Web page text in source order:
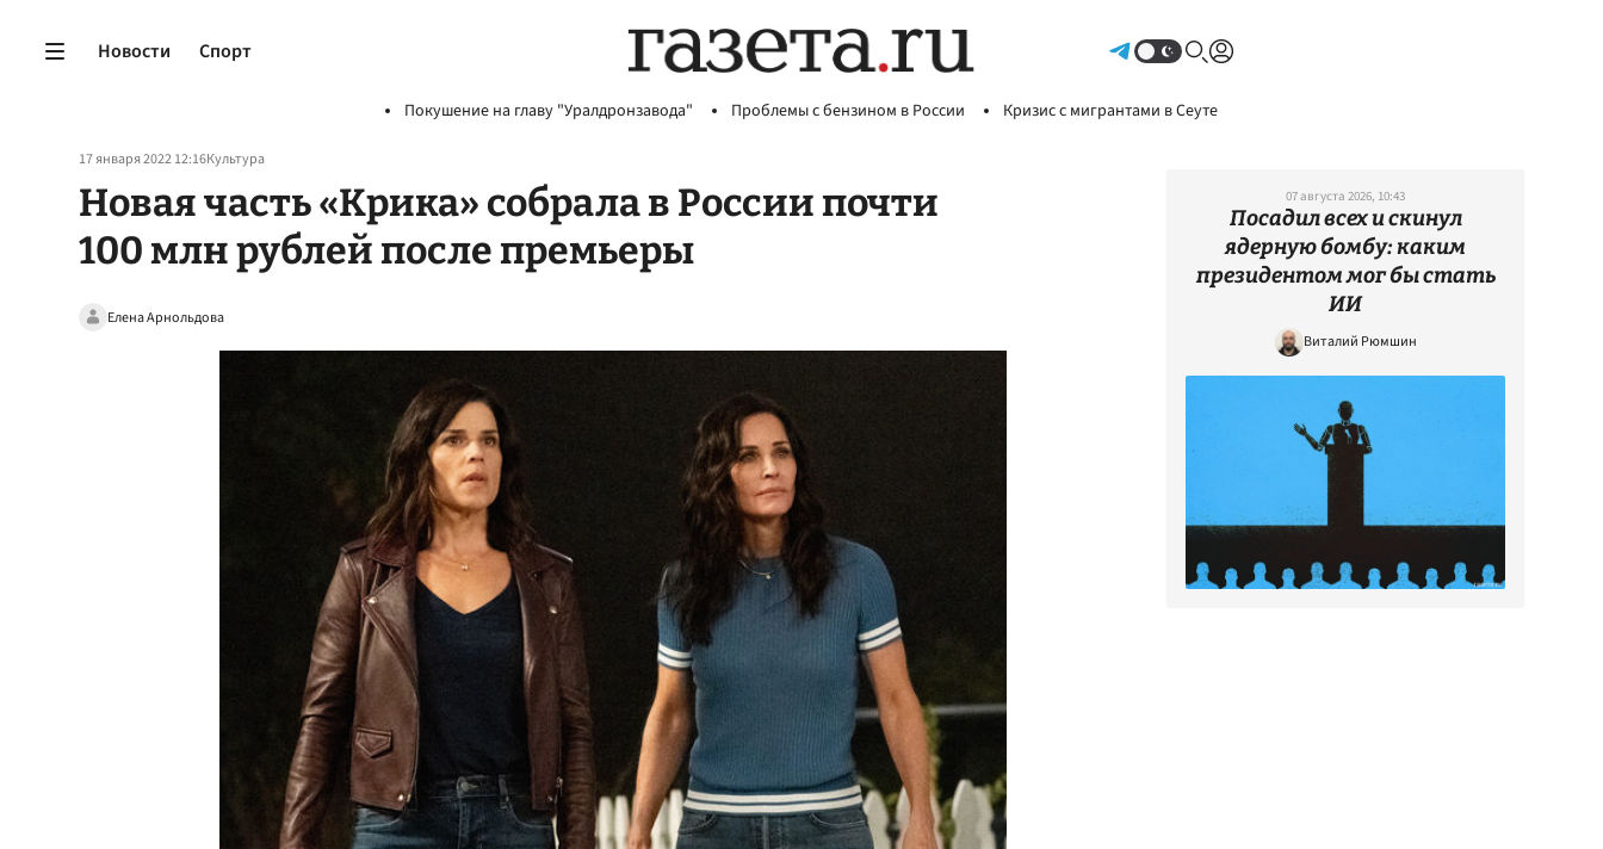
Новости Спорт
Покушение на главу "Уралдронзавода" Проблемы с бензином в России Кризис с мигрантами в Сеуте
17 января 2022 12:16Культура
Новая часть «Крика» собрала в России почти
100 млн рублей после премьеры
Елена Арнольдова
07 августа 2026, 10:43
Посадил всех и скинул
ядерную бомбу: каким
президентом мог бы стать
ИИ
Виталий Рюмшин